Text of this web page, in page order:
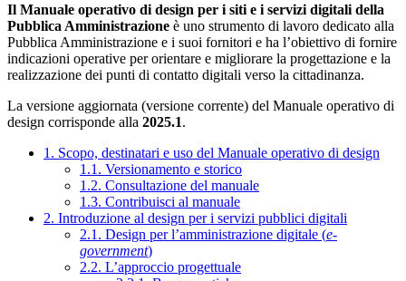
Il Manuale operativo di design per i siti e i servizi digitali della
Pubblica Amministrazione è uno strumento di lavoro dedicato alla
Pubblica Amministrazione e i suoi fornitori e ha l’obiettivo di fornire
indicazioni operative per orientare e migliorare la progettazione e la
realizzazione dei punti di contatto digitali verso la cittadinanza.
La versione aggiornata (versione corrente) del Manuale operativo di
design corrisponde alla 2025.1.
1. Scopo, destinatari e uso del Manuale operativo di design
1.1. Versionamento e storico
1.2. Consultazione del manuale
1.3. Contribuisci al manuale
2. Introduzione al design per i servizi pubblici digitali
2.1. Design per l’amministrazione digitale (e-
government)
2.2. L’approccio progettuale